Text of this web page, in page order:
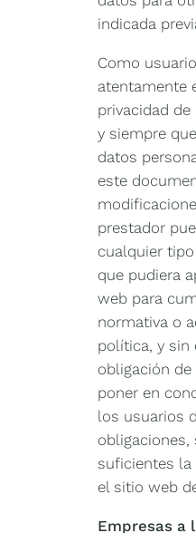
indicada
Como
atentamente
privacidad de
y siempre
datos
este
prestador
cualquier
que pudiera
web para
normativa o
política, y sin
obligación de
poner en
los usuarios
obligaciones,
suficientes
el sitio web
Empresas a